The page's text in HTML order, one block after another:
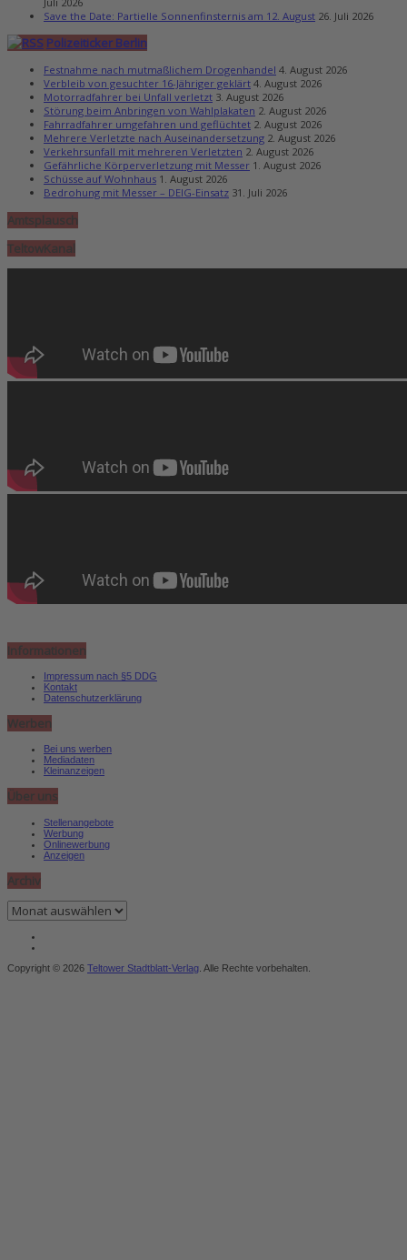
Save the Date: Partielle Sonnenfinsternis am 12. August 26. Juli 2026
Polizeiticker Berlin
Festnahme nach mutmaßlichem Drogenhandel 4. August 2026
Verbleib von gesuchter 16-Jähriger geklärt 4. August 2026
Motorradfahrer bei Unfall verletzt 3. August 2026
Störung beim Anbringen von Wahlplakaten 2. August 2026
Fahrradfahrer umgefahren und geflüchtet 2. August 2026
Mehrere Verletzte nach Auseinandersetzung 2. August 2026
Verkehrsunfall mit mehreren Verletzten 2. August 2026
Gefährliche Körperverletzung mit Messer 1. August 2026
Schüsse auf Wohnhaus 1. August 2026
Bedrohung mit Messer – DEIG-Einsatz 31. Juli 2026
Amtsplausch
TeltowKanal
Informationen
Impressum nach §5 DDG
Kontakt
Datenschutzerklärung
Werben
Bei uns werben
Mediadaten
Kleinanzeigen
Über uns
Stellenangebote
Werbung
Onlinewerbung
Anzeigen
Archiv
Archiv
Copyright © 2026 Teltower Stadtblatt-Verlag . Alle Rechte vorbehalten.